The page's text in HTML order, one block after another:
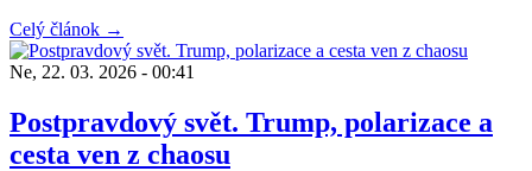
Celý článok →
Ne, 22. 03. 2026 - 00:41
Postpravdový svět. Trump, polarizace a
cesta ven z chaosu